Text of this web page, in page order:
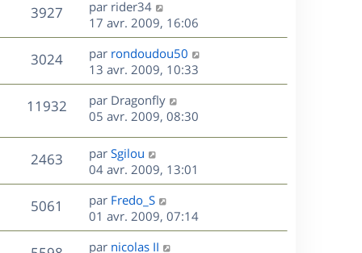
g
e
s
s
a
g
e
s
r
m
e
s
s
a
g
e
n
i
e
r
m
e
s
s
a
g
e
3927V
u
s
D
e
r
n
i
e
r
m
e
s
s
a
g
e
par rider34
17 avr. 2009, 16:06
3024V
u
e
D
e
r
n
i
r
m
e
s
s
a
g
par rondoudou50
13 avr. 2009, 10:33
11932V
u
D
e
i
e
r
m
e
s
par Dragonfly
05 avr. 2009, 08:30
2463V
u
s
D
e
r
n
i
e
r
par Sgilou
04 avr. 2009, 13:01
5061
u
D
e
r
n
par Fredo_S
01 avr. 2009, 07:14
D
par nicolas II